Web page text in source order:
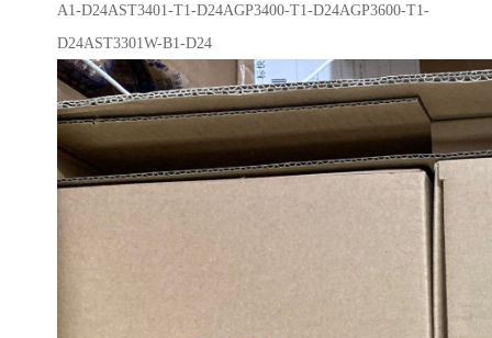
A1-D24AST3401-T1-D24AGP3400-T1-D24AGP3600-T1-
D24AST3301W-B1-D24